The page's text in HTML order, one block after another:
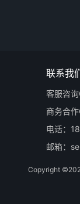
联系我
客服咨
商务合
电话：
邮箱：
Copyright